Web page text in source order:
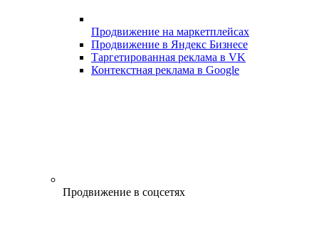
Продвижение на маркетплейсах
Продвижение в Яндекс Бизнесе
Таргетированная реклама в VK
Контекстная реклама в Google
Продвижение в соцсетях